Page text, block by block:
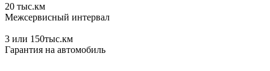
20 тыс.км
Межсервисный интервал
3 или 150тыс.км
Гарантия на автомобиль